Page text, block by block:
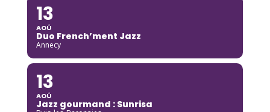
13
AOÛ
Duo French’ment Jazz
Annecy
13
AOÛ
Jazz gourmand : Sunrisa